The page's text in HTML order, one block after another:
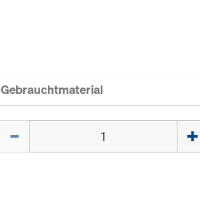
Gebrauchtmaterial